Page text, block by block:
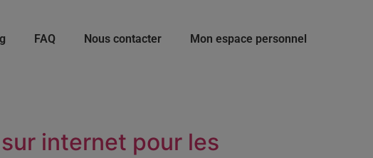
FAQ Nous contacter Mon espace personnel
internet pour les